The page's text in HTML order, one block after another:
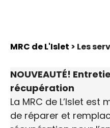
MRC de L'Islet > Les
NOUVEAUTÉ!
récupération
La MRC de L’Islet
de réparer et